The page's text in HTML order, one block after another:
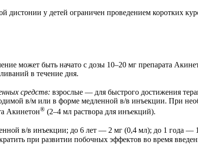
дистонии у детей ограничен проведением коротких
может быть начато с дозы 10–20 мг препарата
в течение дня.
средств: взрослые — для быстрого достижения
в/м или в форме медленной в/в инъекции. При
Акинетон® (2–4 мл раствора для инъекций).
в/в инъекции; до 6 лет — 2 мг (0,4 мл); до 1 года —
при развитии побочных эффектов во время